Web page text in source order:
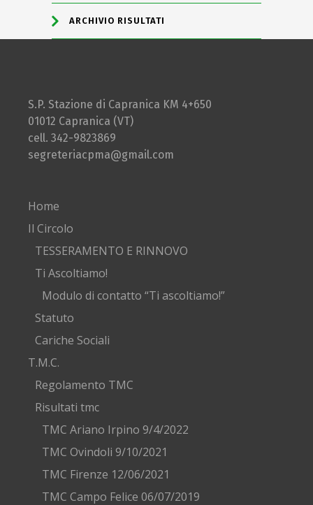
ARCHIVIO RISULTATI
S.P. Stazione di Capranica KM 4+650
01012 Capranica (VT)
cell. 342-9823869
segreteriacpma@gmail.com
Home
Il Circolo
TESSERAMENTO E RINNOVO
Ti Ascoltiamo!
Modulo di contatto “Ti ascoltiamo!”
Statuto
Cariche Sociali
T.M.C.
Regolamento TMC
Risultati tmc
TMC Ariano Irpino 9/4/2022
TMC Ovindoli 9/10/2021
TMC Firenze 12/06/2021
TMC Campo Felice 06/07/2019